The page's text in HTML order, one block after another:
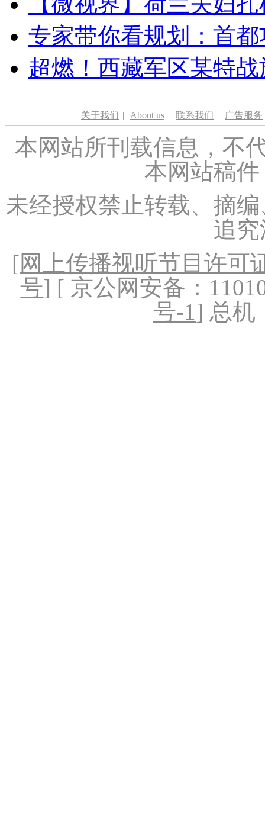
专家带你看规划：首
超燃！西藏军区某特
关于我们 | About us | 联系我们 | 广告服务
本网站所刊载信息，不
本网站稿
未经授权禁止转载、摘
追
[网上传播视听节目许可
号] [ 京公网安备：
号-1] 总机